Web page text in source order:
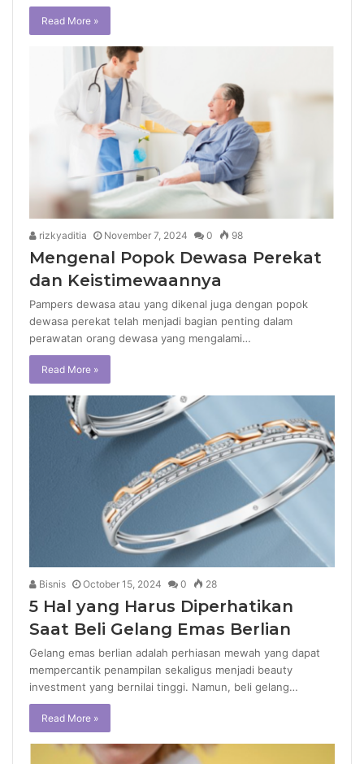
Read More »
rizkyaditia November 7, 2024 0 98
Mengenal Popok Dewasa Perekat
dan Keistimewaannya
Pampers dewasa atau yang dikenal juga dengan popok
dewasa perekat telah menjadi bagian penting dalam
perawatan orang dewasa yang mengalami…
Read More »
Bisnis October 15, 2024 0 28
5 Hal yang Harus Diperhatikan
Saat Beli Gelang Emas Berlian
Gelang emas berlian adalah perhiasan mewah yang dapat
mempercantik penampilan sekaligus menjadi beauty
investment yang bernilai tinggi. Namun, beli gelang…
Read More »